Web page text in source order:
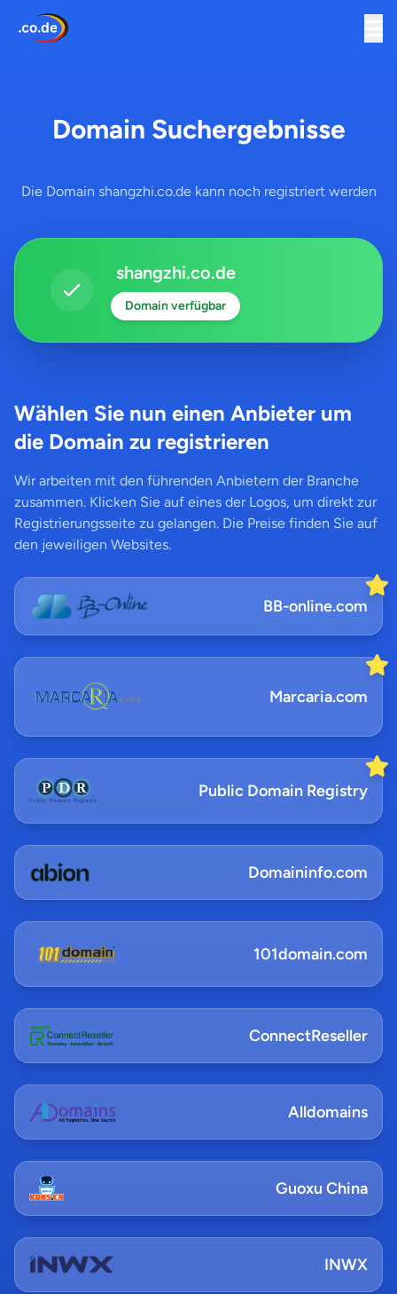
Domain Suchergebnisse
Die Domain shangzhi.co.de kann noch registriert werden
shangzhi.co.de
Domain verfügbar
Wählen Sie nun einen Anbieter um
die Domain zu registrieren
Wir arbeiten mit den führenden Anbietern der Branche
zusammen. Klicken Sie auf eines der Logos, um direkt zur
Registrierungsseite zu gelangen. Die Preise finden Sie auf
den jeweiligen Websites.
BB-online.com
Marcaria.com
Public Domain Registry
Domaininfo.com
101domain.com
ConnectReseller
Alldomains
Guoxu China
INWX